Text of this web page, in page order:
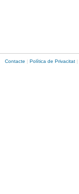
Contacte | Política de Privacitat |